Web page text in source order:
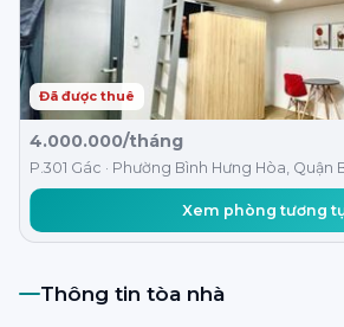
Đã được thuê
4.000.000/tháng
P.301 Gác · Phường Bình Hưng Hòa, Quận
Xem phòng tương
Thông tin tòa nhà